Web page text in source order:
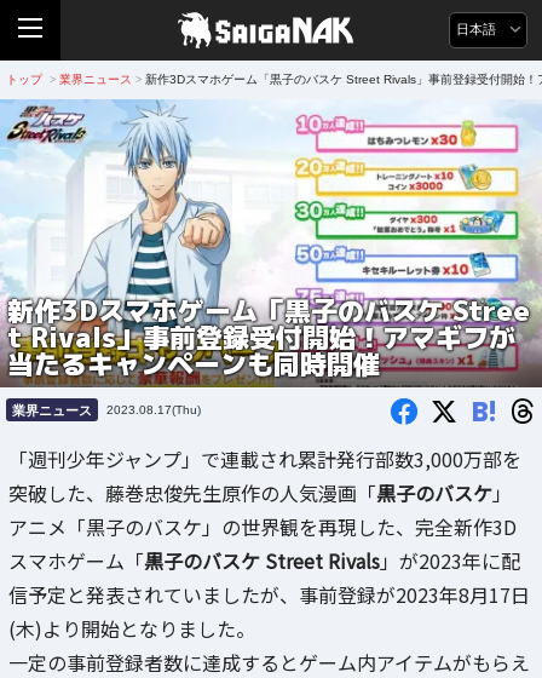
日本語
トップ > 業界ニュース > 新作3Dスマホゲーム「黒子のバスケ Street Rivals」事前登録受付開始
新作3Dスマホゲーム「黒子のバスケ Stree
t Rivals」事前登録受付開始！アマギフが
当たるキャンペーンも同時開催
業界ニュース 2023.08.17(Thu) B!
「週刊少年ジャンプ」で連載され累計発行部数3,000万部を
突破した、藤巻忠俊先生原作の人気漫画「黒子のバスケ」
アニメ「黒子のバスケ」の世界観を再現した、完全新作3D
スマホゲーム「黒子のバスケ Street Rivals」が2023年に配
信予定と発表されていましたが、事前登録が2023年8月17日
(木)より開始となりました。
一定の事前登録者数に達成するとゲーム内アイテムがもらえ